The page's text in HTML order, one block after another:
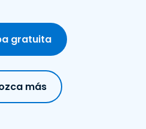
gratuita
más